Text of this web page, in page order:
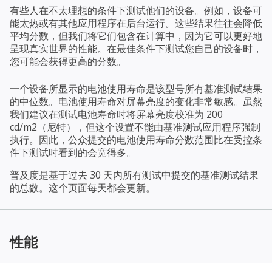
有些人在不太理想的条件下测试他们的设备。例如，设备可
能太热或有其他应用程序在后台运行。这些结果往往会降低
平均分数，但我们将它们包含在计算中，因为它可以更好地
呈现真实世界的性能。在最佳条件下测试您自己的设备时，
您可能会获得更高的分数。
一个设备所显示的电池使用寿命是该型号所有基准测试结果
的中位数。电池使用寿命对屏幕亮度的变化非常敏感。虽然
我们建议在测试电池寿命时将屏幕亮度校准为 200
cd/m2（尼特），但这个设置不能由基准测试应用程序强制
执行。因此，公众提交的电池使用寿命分数范围比在受控条
件下测试时看到的会宽得多。
普及度是基于过去 30 天内所有测试中提交的基准测试结果
的总数。这个页面每天都会更新。
性能